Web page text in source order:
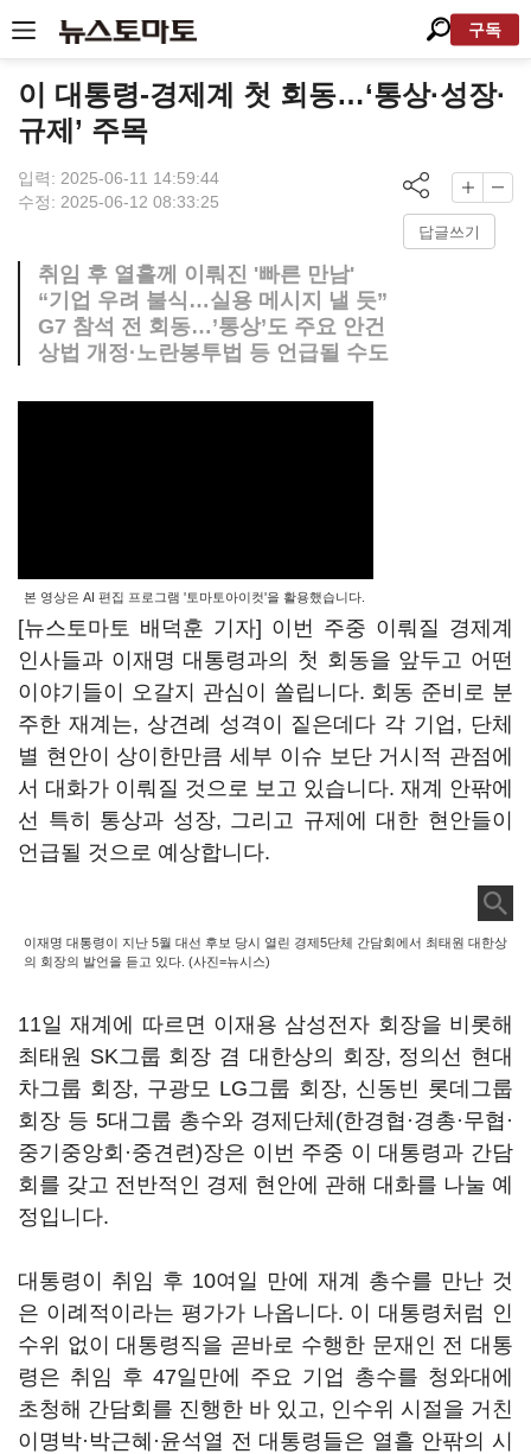
구독
이 대통령-경제계 첫 회동…‘통상·성장·
규제’ 주목
입력: 2025-06-11 14:59:44
수정: 2025-06-12 08:33:25
답글쓰기
취임 후 열흘께 이뤄진 '빠른 만남'
“기업 우려 불식…실용 메시지 낼 듯”
G7 참석 전 회동…’통상’도 주요 안건
상법 개정·노란봉투법 등 언급될 수도
본 영상은 AI 편집 프로그램 '토마토아이컷'을 활용했습니다.
[뉴스토마토 배덕훈 기자] 이번 주중 이뤄질 경제계
인사들과 이재명 대통령과의 첫 회동을 앞두고 어떤
이야기들이 오갈지 관심이 쏠립니다. 회동 준비로 분
주한 재계는, 상견례 성격이 짙은데다 각 기업 , 단체
별 현안이 상이한만큼 세부 이슈 보단 거시적 관점에
서 대화가 이뤄질 것으로 보고 있습니다. 재계 안팎에
선 특히 통상과 성장, 그리고 규제에 대한 현안들이
언급될 것으로 예상합니다.
이재명 대통령이 지난 5월 대선 후보 당시 열린 경제5단체 간담회에서 최태원 대한상
의 회장의 발언을 듣고 있다. (사진=뉴시스)
11일 재계에 따르면 이재용 삼성전자 회장을 비롯해
최태원 SK그룹 회장 겸 대한상의 회장, 정의선 현대
차그룹 회장, 구광모 LG그룹 회장, 신동빈 롯데그룹
회장 등 5대그룹 총수와 경제단체 (한경협·경총·무협·
중기중앙회·중견련)장은 이번 주중 이 대통령과 간담
회를 갖고 전반적인 경제 현안에 관해 대화를 나눌 예
정입니다.
대통령이 취임 후 10여일 만에 재계 총수를 만난 것
은 이례적이라는 평가가 나옵니다. 이 대통령처럼 인
수위 없이 대통령직을 곧바로 수행한 문재인 전 대통
령은 취임 후 47일만에 주요 기업 총수를 청와대에
초청해 간담회를 진행한 바 있고, 인수위 시절을 거친
이명박·박근혜·윤석열 전 대통령들은 열흘 안팎의 시